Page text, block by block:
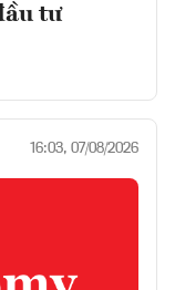
tư
16:03, 07/08/2026